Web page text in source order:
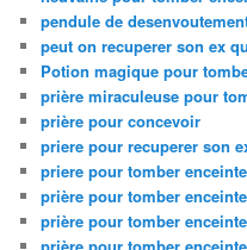
pendule de
peut on recuperer son ex
Potion magique pour
prière miraculeuse pour
prière pour concevoir
priere pour recuperer son
priere pour tomber enceinte
prière pour tomber
prière pour tomber